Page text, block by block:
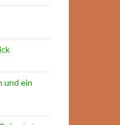
und ein